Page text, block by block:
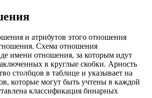
и атрибутов этого отношения
Схема отношения
имени отношения, за которым идут
в круглые скобки. Арность
столбцов в таблице и указывает на
которые могут быть учтены в каждой
классификация бинарных